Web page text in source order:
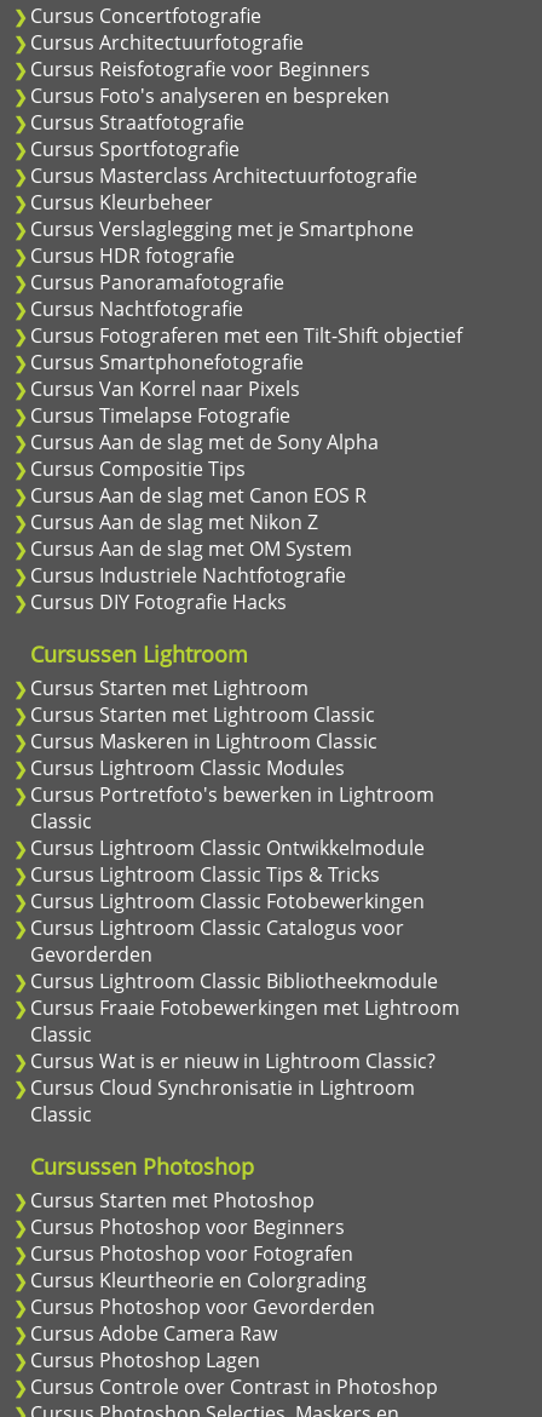
Cursus Concertfotografie
Cursus Architectuurfotografie
Cursus Reisfotografie voor Beginners
Cursus Foto's analyseren en bespreken
Cursus Straatfotografie
Cursus Sportfotografie
Cursus Masterclass Architectuurfotografie
Cursus Kleurbeheer
Cursus Verslaglegging met je Smartphone
Cursus HDR fotografie
Cursus Panoramafotografie
Cursus Nachtfotografie
Cursus Fotograferen met een Tilt-Shift objectief
Cursus Smartphonefotografie
Cursus Van Korrel naar Pixels
Cursus Timelapse Fotografie
Cursus Aan de slag met de Sony Alpha
Cursus Compositie Tips
Cursus Aan de slag met Canon EOS R
Cursus Aan de slag met Nikon Z
Cursus Aan de slag met OM System
Cursus Industriele Nachtfotografie
Cursus DIY Fotografie Hacks
Cursussen Lightroom
Cursus Starten met Lightroom
Cursus Starten met Lightroom Classic
Cursus Maskeren in Lightroom Classic
Cursus Lightroom Classic Modules
Cursus Portretfoto's bewerken in Lightroom
Classic
Cursus Lightroom Classic Ontwikkelmodule
Cursus Lightroom Classic Tips & Tricks
Cursus Lightroom Classic Fotobewerkingen
Cursus Lightroom Classic Catalogus voor
Gevorderden
Cursus Lightroom Classic Bibliotheekmodule
Cursus Fraaie Fotobewerkingen met Lightroom
Classic
Cursus Wat is er nieuw in Lightroom Classic?
Cursus Cloud Synchronisatie in Lightroom
Classic
Cursussen Photoshop
Cursus Starten met Photoshop
Cursus Photoshop voor Beginners
Cursus Photoshop voor Fotografen
Cursus Kleurtheorie en Colorgrading
Cursus Photoshop voor Gevorderden
Cursus Adobe Camera Raw
Cursus Photoshop Lagen
Cursus Controle over Contrast in Photoshop